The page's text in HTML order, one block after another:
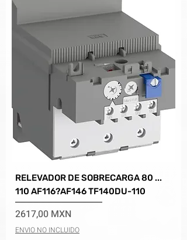
RELEVADOR DE SOBRECARGA 80 ...
110 AF116?AF146 TF140DU-110
Precio
2617,00 MXN
ENVIO NO INCLUIDO